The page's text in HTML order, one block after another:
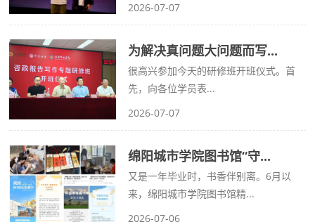
2026-07-07
为解决真问题大问题而写...
很高兴参加今天的研修班开班仪式。首
先，向各位学员表...
2026-07-07
绵阳城市学院图书馆“守...
又是一年毕业时，书香伴别离。6月以
来，绵阳城市学院图书馆精...
2026-07-06